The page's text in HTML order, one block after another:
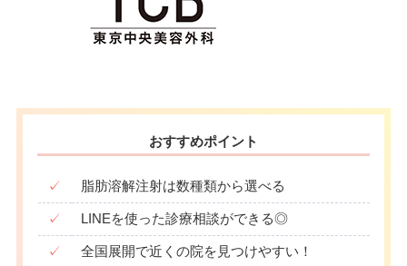
おすすめポイント
✓ 脂肪溶解注射は数種類から選べる
✓ LINEを使った診療相談ができる◎
✓ 全国展開で近くの院を見つけやすい！